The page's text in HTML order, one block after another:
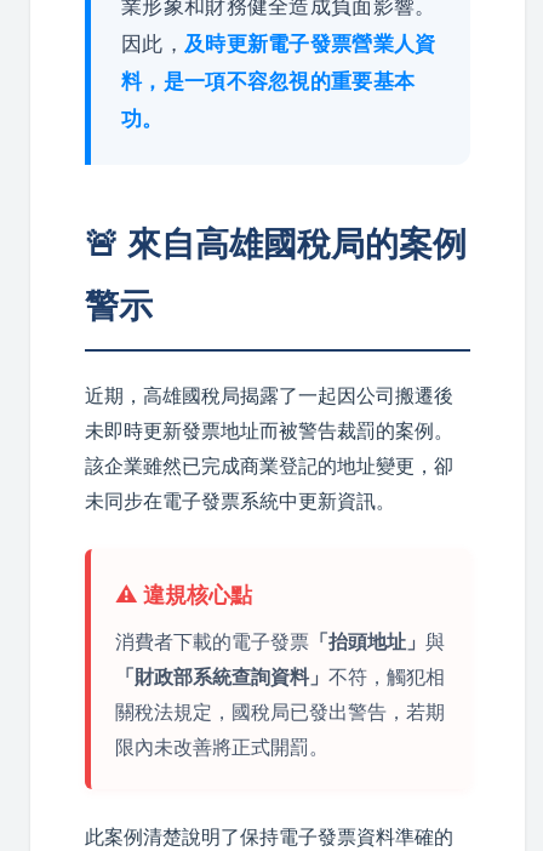
業形象和財務健全造成負面影響。
因此， 及時更新電子發票營業人資
料，是一項不容忽視的重要基本
功。
🚨 來自高雄國稅局的案例
警示
近期，高雄國稅局揭露了一起因公司搬遷後
未即時更新發票地址而被警告裁罰的案例。
該企業雖然已完成商業登記的地址變更，卻
未同步在電子發票系統中更新資訊。
⚠️ 違規核心點
消費者下載的電子發票 「抬頭地址」 與
「財政部系統查詢資料」 不符，觸犯相
關稅法規定，國稅局已發出警告，若期
限內未改善將正式開罰。
此案例清楚說明了保持電子發票資料準確的